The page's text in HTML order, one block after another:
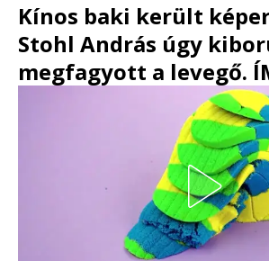
Kínos baki került
Stohl András úgy
megfagyott a levegő.